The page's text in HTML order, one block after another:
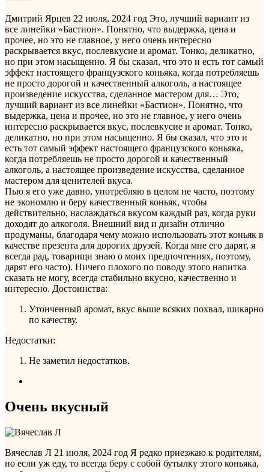
Дмитрий Ярцев 22 июля, 2024 год Это, лучший вариант из
все линейки «Бастион». Понятно, что выдержка, цена и
прочее, но это не главное, у него очень интересно
раскрывается вкус, послевкусие и аромат. Тонко, деликатно,
но при этом насыщенно. Я бы сказал, что это и есть тот самый
эффект настоящего французского коньяка, когда потребляешь
не просто дорогой и качественный алкоголь, а настоящее
произведение искусства, сделанное мастером для… Это,
лучший вариант из все линейки «Бастион». Понятно, что
выдержка, цена и прочее, но это не главное, у него очень
интересно раскрывается вкус, послевкусие и аромат. Тонко,
деликатно, но при этом насыщенно. Я бы сказал, что это и
есть тот самый эффект настоящего французского коньяка,
когда потребляешь не просто дорогой и качественный
алкоголь, а настоящее произведение искусства, сделанное
мастером для ценителей вкуса.
Пью я его уже давно, употребляю в целом не часто, поэтому
не экономлю и беру качественный коньяк, чтобы
действительно, наслаждаться вкусом каждый раз, когда руки
доходят до алкоголя. Внешний вид и дизайн отлично
продуманы, благодаря чему можно использовать этот коньяк в
качестве презента для дорогих друзей. Когда мне его дарят, я
всегда рад, товарищи знаю о моих предпочтениях, поэтому,
дарят его часто). Ничего плохого по поводу этого напитка
сказать не могу, всегда стабильно вкусно, качественно и
интересно. Достоинства:
Утонченный аромат, вкус выше всяких похвал, шикарно
по качеству.
Недостатки:
Не заметил недостатков.
Очень вкусный
Вячеслав Л 21 июля, 2024 год Я редко приезжаю к родителям,
но если уж еду, то всегда беру с собой бутылку этого коньяка,